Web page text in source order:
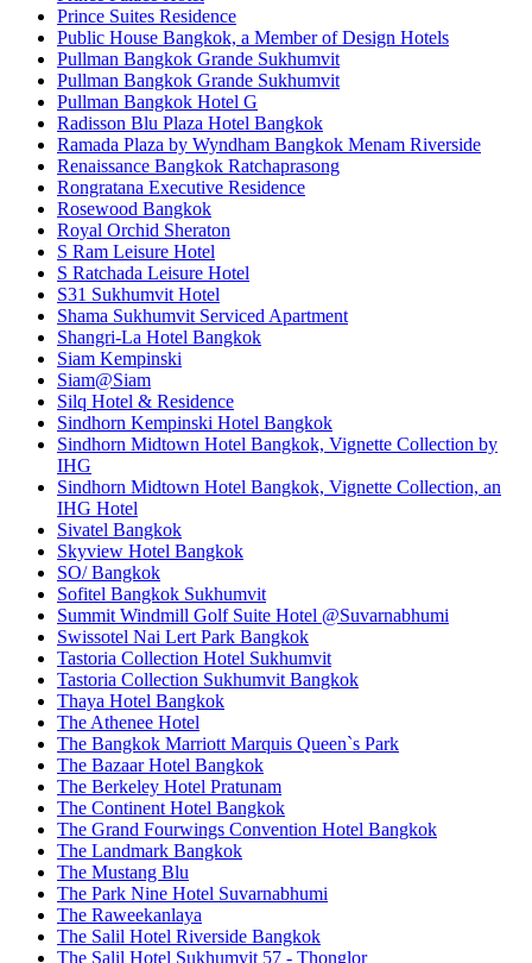
Prince Suites Residence
Public House Bangkok, a Member of Design Hotels
Pullman Bangkok Grande Sukhumvit
Pullman Bangkok Grande Sukhumvit
Pullman Bangkok Hotel G
Radisson Blu Plaza Hotel Bangkok
Ramada Plaza by Wyndham Bangkok Menam Riverside
Renaissance Bangkok Ratchaprasong
Rongratana Executive Residence
Rosewood Bangkok
Royal Orchid Sheraton
S Ram Leisure Hotel
S Ratchada Leisure Hotel
S31 Sukhumvit Hotel
Shama Sukhumvit Serviced Apartment
Shangri-La Hotel Bangkok
Siam Kempinski
Siam@Siam
Silq Hotel & Residence
Sindhorn Kempinski Hotel Bangkok
Sindhorn Midtown Hotel Bangkok, Vignette Collection by
IHG
Sindhorn Midtown Hotel Bangkok, Vignette Collection, an
IHG Hotel
Sivatel Bangkok
Skyview Hotel Bangkok
SO/ Bangkok
Sofitel Bangkok Sukhumvit
Summit Windmill Golf Suite Hotel @Suvarnabhumi
Swissotel Nai Lert Park Bangkok
Tastoria Collection Hotel Sukhumvit
Tastoria Collection Sukhumvit Bangkok
Thaya Hotel Bangkok
The Athenee Hotel
The Bangkok Marriott Marquis Queen`s Park
The Bazaar Hotel Bangkok
The Berkeley Hotel Pratunam
The Continent Hotel Bangkok
The Grand Fourwings Convention Hotel Bangkok
The Landmark Bangkok
The Mustang Blu
The Park Nine Hotel Suvarnabhumi
The Raweekanlaya
The Salil Hotel Riverside Bangkok
The Salil Hotel Sukhumvit 57 - Thonglor